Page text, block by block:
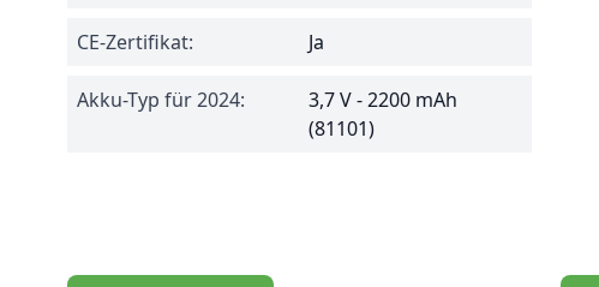
CE-Zertifikat: Ja
Akku-Typ für 2024:
3,7 V - 2200 mAh
(81101)